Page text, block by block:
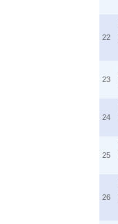
22
23
24
25
26